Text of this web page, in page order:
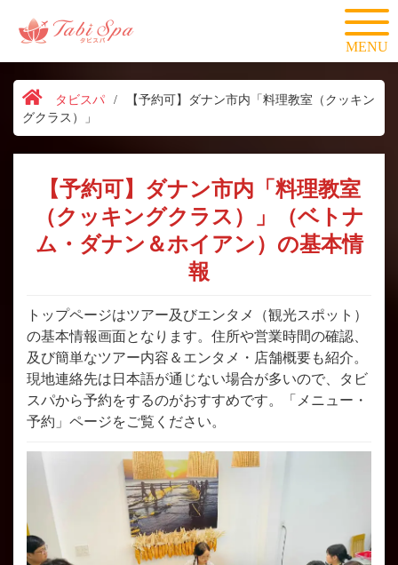
MENU
タビスパ /
【予約可】ダナン市内「料理教室（クッキン
グクラス）」
【予約可】ダナン市内「料理教室
（クッキングクラス）」（ベトナ
ム・ダナン＆ホイアン）の基本情
報
トップページはツアー及びエンタメ（観光スポット）
の基本情報画面となります。住所や営業時間の確認、
及び簡単なツアー内容＆エンタメ・店舗概要も紹介。
現地連絡先は日本語が通じない場合が多いので、タビ
スパから予約をするのがおすすめです。「メニュー・
予約」ページをご覧ください。